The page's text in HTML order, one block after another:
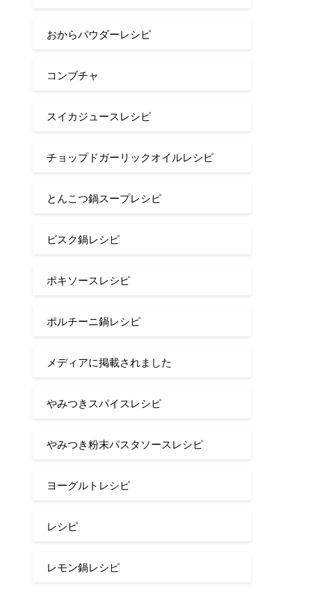
おからパウダーレシピ
コンブチャ
スイカジュースレシピ
チョップドガーリックオイルレシピ
とんこつ鍋スープレシピ
ビスク鍋レシピ
ポキソースレシピ
ポルチーニ鍋レシピ
メディアに掲載されました
やみつきスパイスレシピ
やみつき粉末パスタソースレシピ
ヨーグルトレシピ
レシピ
レモン鍋レシピ